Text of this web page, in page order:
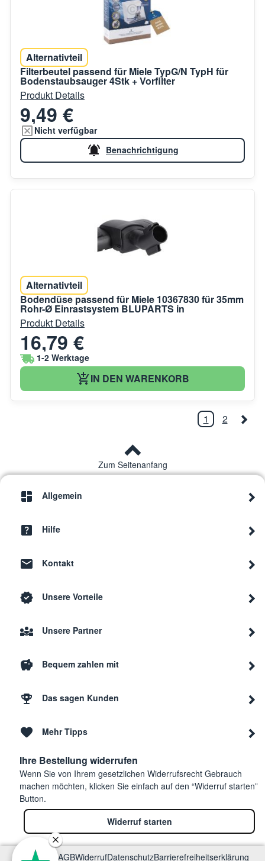
Alternativteil
Filterbeutel passend für Miele TypG/N TypH für
Bodenstaubsauger 4Stk + Vorfilter
Produkt Details
9,49 €
Nicht verfügbar
Benachrichtigung
Alternativteil
Bodendüse passend für Miele 10367830 für 35mm
Rohr-Ø Einrastsystem BLUPARTS in
Produkt Details
16,79 €
1-2 Werktage
IN DEN WARENKORB
1 2
Zum Seitenanfang
Allgemein
Hilfe
Kontakt
Unsere Vorteile
Unsere Partner
Bequem zahlen mit
Das sagen Kunden
Mehr Tipps
Ihre Bestellung widerrufen
Wenn Sie von Ihrem gesetzlichen Widerrufsrecht Gebrauch
machen möchten, klicken Sie einfach auf den “Widerruf starten”
Button.
Widerruf starten
ImpressumAGBWiderrufDatenschutzBarrierefreiheitserklärung